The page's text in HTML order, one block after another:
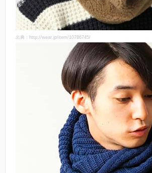
出典：http://wear.jp/item/10786745/